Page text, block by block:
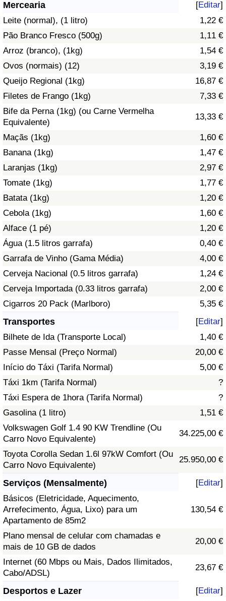
Mercearia [Editar]
Leite (normal), (1 litro)
1,22 €
Pão Branco Fresco (500g)
1,11 €
Arroz (branco), (1kg)
1,54 €
Ovos (normais) (12)
3,19 €
Queijo Regional (1kg)
16,87 €
Filetes de Frango (1kg)
7,33 €
Bife da Perna (1kg) (ou Carne Vermelha
Equivalente)
13,33 €
Maçãs (1kg)
1,60 €
Banana (1kg)
1,47 €
Laranjas (1kg)
2,97 €
Tomate (1kg)
1,77 €
Batata (1kg)
1,20 €
Cebola (1kg)
1,60 €
Alface (1 pé)
1,20 €
Água (1.5 litros garrafa)
0,40 €
Garrafa de Vinho (Gama Média)
4,00 €
Cerveja Nacional (0.5 litros garrafa)
1,24 €
Cerveja Importada (0.33 litros garrafa)
2,00 €
Cigarros 20 Pack (Marlboro)
5,35 €
Transportes [Editar]
Bilhete de Ida (Transporte Local)
1,40 €
Passe Mensal (Preço Normal)
20,00 €
Início do Táxi (Tarifa Normal)
5,00 €
Táxi 1km (Tarifa Normal)
?
Táxi Espera de 1hora (Tarifa Normal)
?
Gasolina (1 litro)
1,51 €
Volkswagen Golf 1.4 90 KW Trendline (Ou
Carro Novo Equivalente)
34.225,00 €
Toyota Corolla Sedan 1.6l 97kW Comfort (Ou
Carro Novo Equivalente)
25.950,00 €
Serviços (Mensalmente) [Editar]
Básicos (Eletricidade, Aquecimento,
Arrefecimento, Água, Lixo) para um
Apartamento de 85m2
130,54 €
Plano mensal de celular com chamadas e
mais de 10 GB de dados
20,00 €
Internet (60 Mbps ou Mais, Dados Ilimitados,
Cabo/ADSL)
23,67 €
Desportos e Lazer [Editar]
Saúde
Indicador de Saúde (Atual)
Indicador de Saúde
Indicador de Saúde por País
Poluição
Índice de poluição
Indicador de Poluição por País
Trânsito
Indicador de Trânsito
Indicador de Trânsito (Atual)
Indicador de Trânsito por País